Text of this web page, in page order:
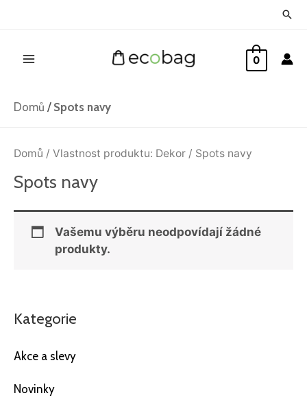
0
Domů / Spots navy
Kategorie
Akce a slevy
Novinky
Domů / Vlastnost produktu: Dekor / Spots navy
Spots navy
Vašemu výběru neodpovídají žádné
produkty.